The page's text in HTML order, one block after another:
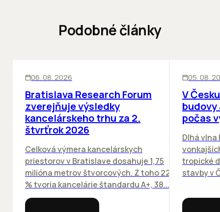
Podobné články
06. 08. 2026
Bratislava Research Forum
zverejňuje výsledky
kancelárskeho trhu za 2.
štvrťrok 2026
Celková výmera kancelárskych
priestorov v Bratislave dosahuje 1,75
milióna metrov štvorcových. Z toho 22
% tvoria kancelárie štandardu A+, 38...
05. 08.
V
počas
Dlhá
tropické
stavby v